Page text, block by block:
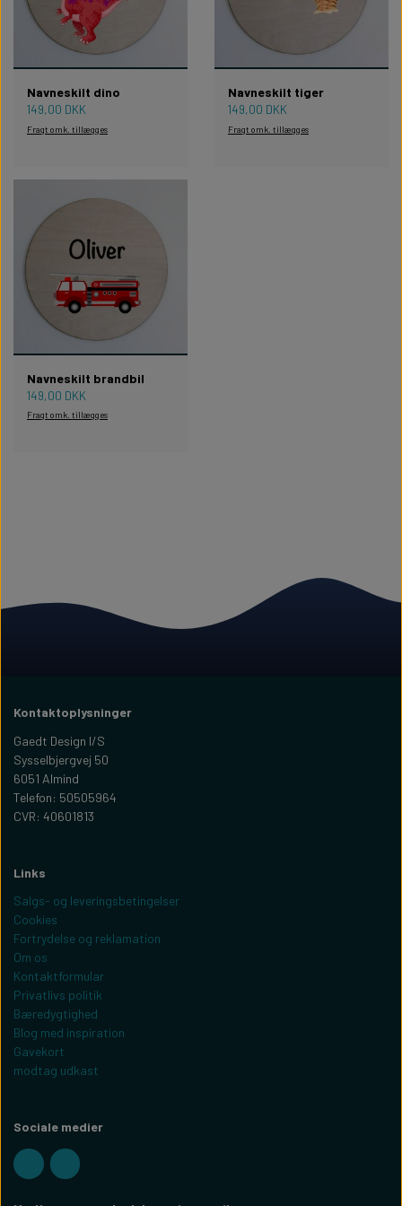
Navneskilt dino
149,00 DKK
Fragt omk. tillægges
Navneskilt tiger
149,00 DKK
Fragt omk. tillægges
Navneskilt brandbil
149,00 DKK
Fragt omk. tillægges
Kontaktoplysninger
Gaedt Design I/S
Sysselbjergvej 50
6051 Almind
Telefon: 50505964
CVR: 40601813
Links
Salgs- og leveringsbetingelser
Cookies
Fortrydelse og reklamation
Om os
Kontaktformular
Privatlivs politik
Bæredygtighed
Blog med inspiration
Gavekort
modtag udkast
Sociale medier